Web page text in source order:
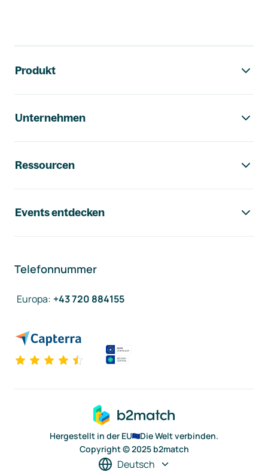
Produkt
Unternehmen
Ressourcen
Events entdecken
Telefonnummer
Europa: +43 720 884155
Hergestellt in der EU
Die Welt verbinden.
Copyright © 2025 b2match
Deutsch